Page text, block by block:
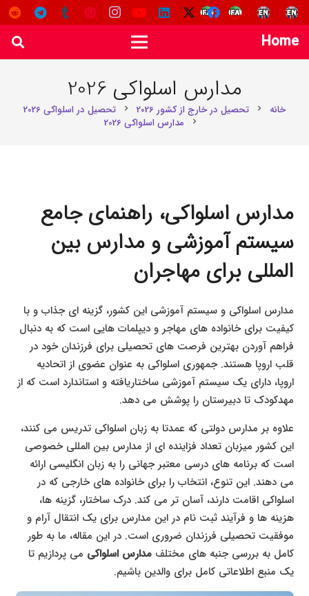
Home
مدارس اسلواکی 2026
خانه chevron_right تحصیل در خارج از کشور 2026 chevron_right تحصیل در اسلواکی 2026
chevron_right مدارس اسلواکی 2026
مدارس اسلواکی، راهنمای جامع
سیستم آموزشی و مدارس بین
المللی برای مهاجران
مدارس اسلواکی و سیستم آموزشی این کشور، گزینه ای جذاب و با
کیفیت برای خانواده های مهاجر و دیپلمات هایی است که به دنبال
فراهم آوردن بهترین فرصت های تحصیلی برای فرزندان خود در
قلب اروپا هستند. جمهوری اسلواکی به عنوان عضوی از اتحادیه
اروپا، دارای یک سیستم آموزشی ساختاریافته و استاندارد است که از
مهدکودک تا دبیرستان را پوشش می دهد.
علاوه بر مدارس دولتی که عمدتا به زبان اسلواکی تدریس می کنند،
این کشور میزبان تعداد فزاینده ای از مدارس بین المللی خصوصی
است که برنامه های درسی معتبر جهانی را به زبان انگلیسی ارائه
می دهند. این تنوع، انتخاب را برای خانواده های خارجی که در
اسلواکی اقامت دارند، آسان تر می کند. درک ساختار، گزینه ها،
هزینه ها و فرآیند ثبت نام در این مدارس برای یک انتقال آرام و
موفقیت تحصیلی فرزندان ضروری است. در این مقاله، ما به طور
کامل به بررسی جنبه های مختلفمدارس اسلواکی می پردازیم تا
یک منبع اطلاعاتی کامل برای والدین باشیم.